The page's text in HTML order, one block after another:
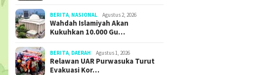
BERITA NASIONAL Agustus 2, 2026
Wahdah Islamiyah Akan
Kukuhkan 10.000 Gu…
BERITA DAERAH Agustus 1, 2026
Relawan UAR Purwasuka Turut
Evakuasi Kor…